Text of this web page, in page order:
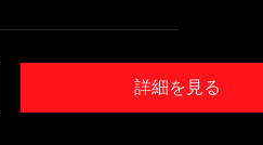
詳細を見る